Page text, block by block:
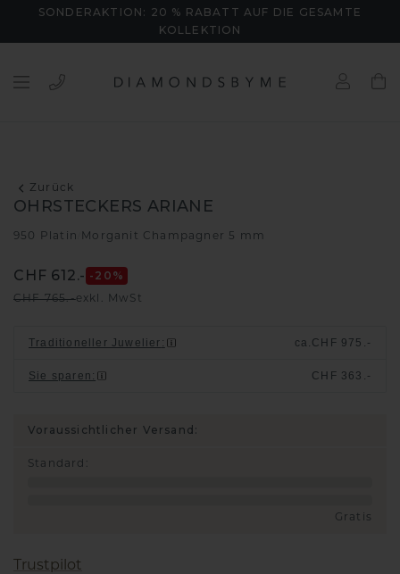
SONDERAKTION: 20 % RABATT AUF DIE GESAMTE
KOLLEKTION
Zurück
OHRSTECKERS ARIANE
950 Platin Morganit Champagner 5 mm
CHF 612.- -20 %
CHF 765.-exkl. MwSt
Traditioneller Juwelier : ca. CHF 975.-
Sie sparen : CHF 363.-
Voraussichtlicher Versand:
Standard :
Gratis
Trustpilot